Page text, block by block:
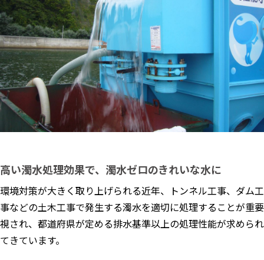
高い濁水処理効果で、濁水ゼロのきれいな水に
環境対策が大きく取り上げられる近年、トンネル工事、ダム工
事などの土木工事で発生する濁水を適切に処理することが重要
視され、都道府県が定める排水基準以上の処理性能が求められ
てきています。